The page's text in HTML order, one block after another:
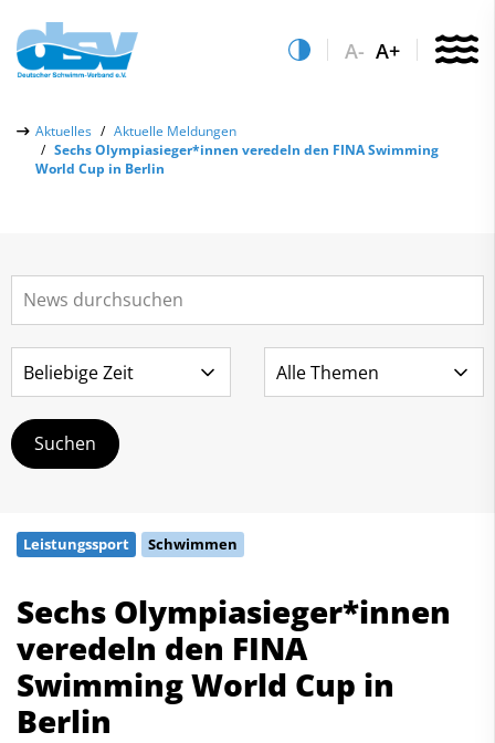
A- A+
Aktuelles
Aktuelle Meldungen
Sechs Olympiasieger*innen veredeln den FINA Swimming
World Cup in Berlin
Leistungssport Schwimmen
Sechs Olympiasieger*innen
veredeln den FINA
Swimming World Cup in
Berlin
Über uns
Aktuelles
Leistungs- & Wettkampfsport
Schwimmen lernen
Sportentwicklung
Service
Vereinsfinder
Lizenzwesen
Zentrale Hinweisstelle
Anti-Doping
Recht auf sicheren Schwimmsport
Abteilungen
Freiwasserschwimmen
Wasserball
Synchronschwimmen
Masterssport
Kontakt